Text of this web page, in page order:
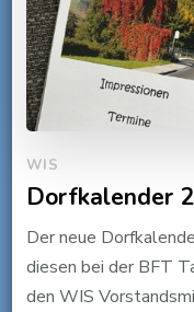
WIS
Dorfkalender
Der neue
diesen bei der BFT
den WIS